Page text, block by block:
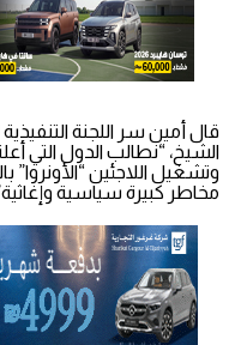
قال أمين سر اللجنة
الشيخ، “نطالب الدول التي
وتشغيل اللاجئين
مخاطر كبيرة سياسية